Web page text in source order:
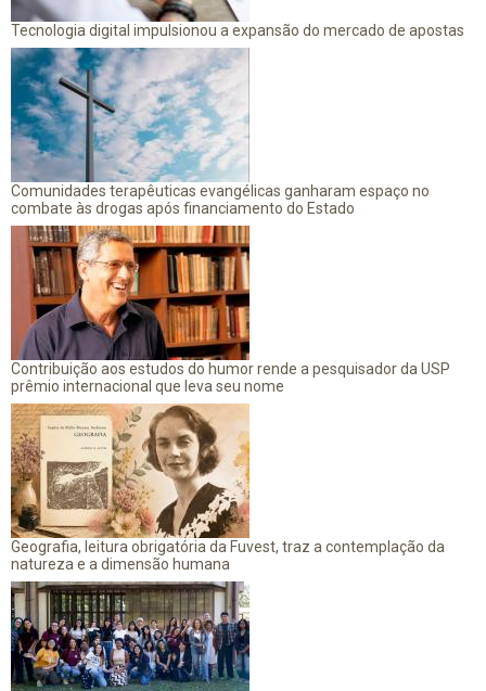
Tecnologia digital impulsionou a expansão do mercado de apostas
Comunidades terapêuticas evangélicas ganharam espaço no
combate às drogas após financiamento do Estado
Contribuição aos estudos do humor rende a pesquisador da USP
prêmio internacional que leva seu nome
Geografia, leitura obrigatória da Fuvest, traz a contemplação da
natureza e a dimensão humana